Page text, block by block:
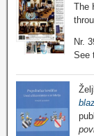
The
Nr.
See